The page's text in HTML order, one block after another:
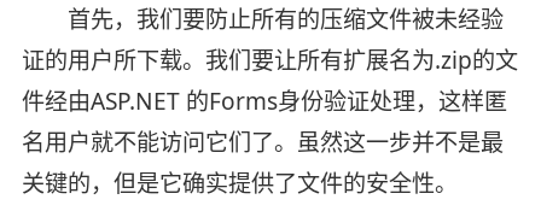
首先，我们要防止所有的压缩文件被未经验
证的用户所下载。我们要让所有扩展名为.zip的文
件经由ASP.NET 的Forms身份验证处理，这样匿
名用户就不能访问它们了。虽然这一步并不是最
关键的，但是它确实提供了文件的安全性。